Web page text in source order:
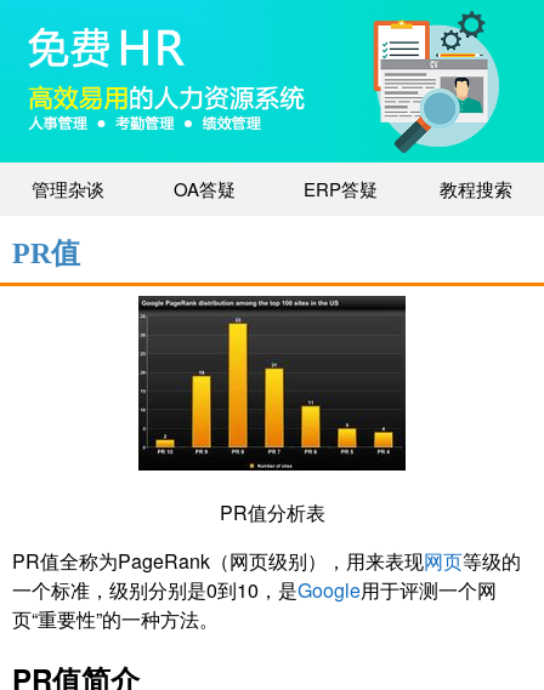
管理杂谈 OA答疑 ERP答疑 教程搜索
PR值
PR值分析表
PR值全称为PageRank（网页级别），用来表现网页等级的
一个标准，级别分别是0到10，是Google用于评测一个网
页“重要性”的一种方法。
PR值简介